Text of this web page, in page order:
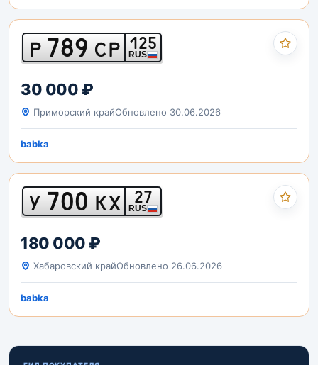
Р 789 СР 125
RUS
30 000 ₽
Приморский крайОбновлено 30.06.2026
babka
У 700 КХ 27
RUS
180 000 ₽
Хабаровский крайОбновлено 26.06.2026
babka